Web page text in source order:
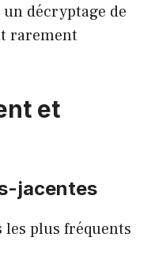
décryptage de
rarement
et
jacentes
les plus fréquents